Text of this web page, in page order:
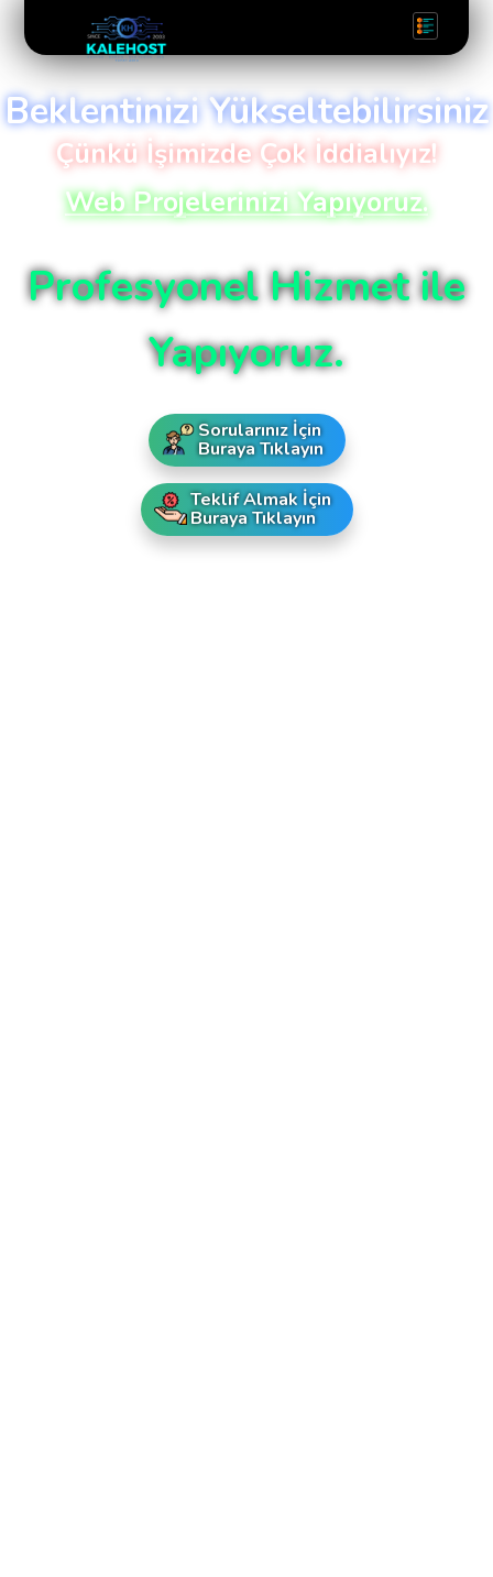
Beklentinizi Yükseltebilirsiniz
Çünkü İşimizde Çok İddialıyız!
Web Projelerinizi Yapıyoruz.
Profesyonel Hizmet ile
Yapıyoruz.
Sorularınız İçin
Buraya Tıklayın
Teklif Almak İçin
Buraya Tıklayın